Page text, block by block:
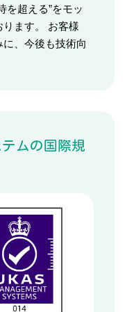
を超える”をモッ
ります。 お客様
、今後も技術向
ムの国際規